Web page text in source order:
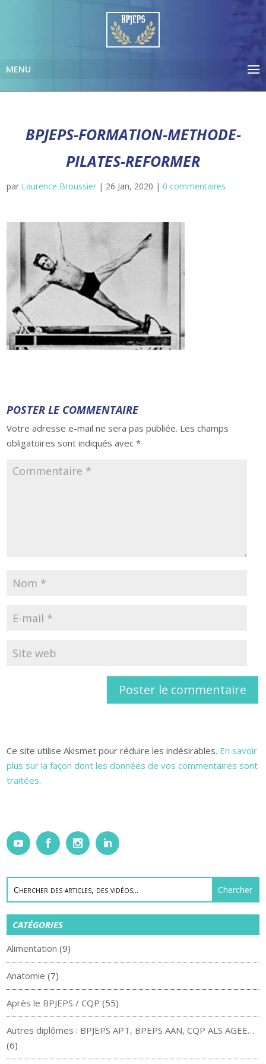
BPJEPS-FORMATION-METHODE-
PILATES-REFORMER
par Laurence Broussier | 26 Jan, 2020 |0 commentaires
POSTER LE COMMENTAIRE
Votre adresse e-mail ne sera pas publiée. Les champs
obligatoires sont indiqués avec*
Ce site utilise Akismet pour réduire les indésirables. En savoir
plus sur la façon dont les données de vos commentaires sont
traitées.
CATÉGORIES
Alimentation (9)
Anatomie (7)
Après le BPJEPS / CQP (55)
Autres diplômes : BPJEPS APT, BPEPS AAN, CQP ALS AGEE…
(6)